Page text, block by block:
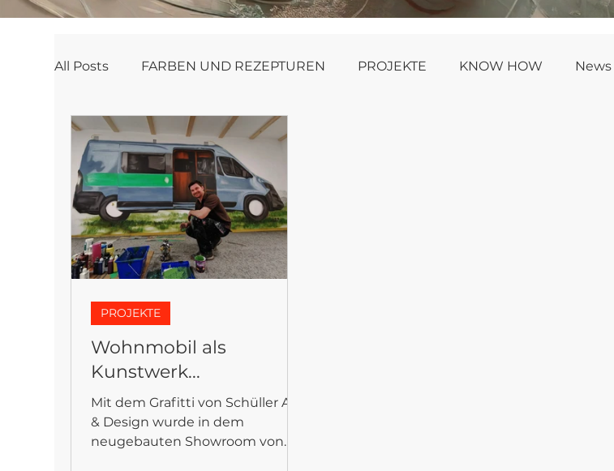
All Posts FARBEN UND REZEPTUREN PROJEKTE KNOW HOW News
FANTASYFLOOR
Wohnmobil als
Kunstwerk...
Mit dem Grafitti von Schüller Art
& Design wurde in dem
neugebauten Showroom von
PROJEKTE